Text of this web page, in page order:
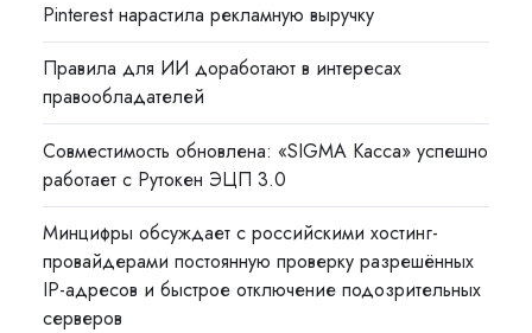
Pinterest нарастила рекламную выручку
Правила для ИИ доработают в интересах
правообладателей
Совместимость обновлена: «SIGMA Касса» успешно
работает с Рутокен ЭЦП 3.0
Минцифры обсуждает с российскими хостинг-
провайдерами постоянную проверку разрешённых
IP-адресов и быстрое отключение подозрительных
серверов